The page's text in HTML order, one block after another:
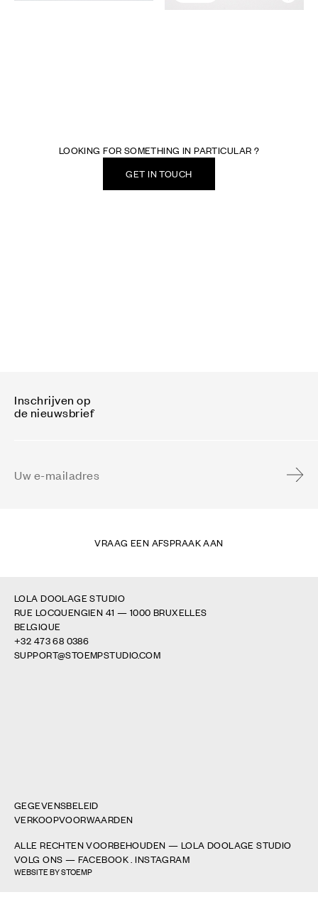
LOOKING FOR SOMETHING IN PARTICULAR ?
GET IN TOUCH
Inschrijven op
de nieuwsbrief
VRAAG EEN AFSPRAAK AAN
LOLA DOOLAGE STUDIO
RUE LOCQUENGIEN 41 — 1000 BRUXELLES
BELGIQUE
+32 473 68 0386
SUPPORT@STOEMPSTUDIO.COM
GEGEVENSBELEID
VERKOOPVOORWAARDEN
ALLE RECHTEN VOORBEHOUDEN — LOLA DOOLAGE STUDIO
VOLG ONS — FACEBOOK.INSTAGRAM
WEBSITE BY STOEMP